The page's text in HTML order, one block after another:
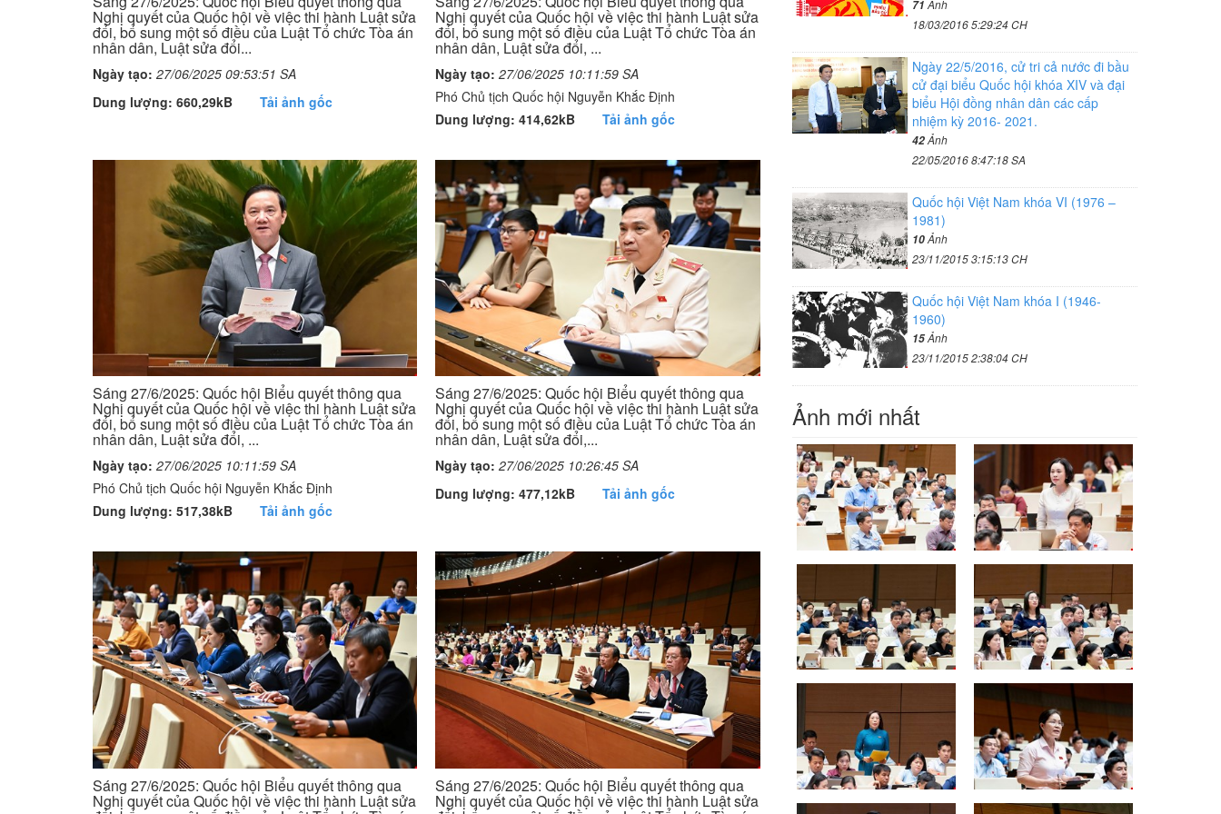
Nghị quyết của Quốc hội về việc thi hành Luật sửa
đổi, bổ sung một số điều của Luật Tổ chức Tòa án
nhân dân, Luật sửa đổi...
Ngày tạo: 27/06/2025 09:53:51 SA
Dung lượng: 660,29kB
Tải ảnh gốc
Nghị quyết của Quốc hội về việc thi hành Luật sửa
đổi, bổ sung một số điều của Luật Tổ chức Tòa án
nhân dân, Luật sửa đổi, ...
Ngày tạo: 27/06/2025 10:11:59 SA
Phó Chủ tịch Quốc hội Nguyễn Khắc Định
Dung lượng: 414,62kB
Tải ảnh gốc
Sáng 27/6/2025: Quốc hội Biểu quyết thông qua
Nghị quyết của Quốc hội về việc thi hành Luật sửa
đổi, bổ sung một số điều của Luật Tổ chức Tòa án
nhân dân, Luật sửa đổi, ...
Ngày tạo: 27/06/2025 10:11:59 SA
Phó Chủ tịch Quốc hội Nguyễn Khắc Định
Dung lượng: 517,38kB
Tải ảnh gốc
Sáng 27/6/2025: Quốc hội Biểu quyết thông qua
Nghị quyết của Quốc hội về việc thi hành Luật sửa
đổi, bổ sung một số điều của Luật Tổ chức Tòa án
nhân dân, Luật sửa đổi,...
Ngày tạo: 27/06/2025 10:26:45 SA
Dung lượng: 477,12kB
Tải ảnh gốc
Sáng 27/6/2025: Quốc hội Biểu quyết thông qua
Nghị quyết của Quốc hội về việc thi hành Luật sửa
Sáng 27/6/2025: Quốc hội Biểu quyết thông qua
Nghị quyết của Quốc hội về việc thi hành Luật sửa
71 Ảnh
18/03/2016 5:29:24 CH
Ngày 22/5/2016, cử tri cả nước đi bầu
cử đại biểu Quốc hội khóa XIV và đại
biểu Hội đồng nhân dân các cấp
nhiệm kỳ 2016- 2021.
42Ảnh
22/05/2016 8:47:18 SA
Quốc hội Việt Nam khóa VI (1976 –
1981)
10Ảnh
23/11/2015 3:15:13 CH
Quốc hội Việt Nam khóa I (1946-
1960)
15Ảnh
23/11/2015 2:38:04 CH
Ảnh mới nhất